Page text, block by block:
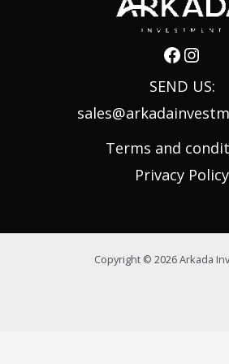
SEND US:
Terms and
Privacy Policy
Copyright © 2026 Arkada